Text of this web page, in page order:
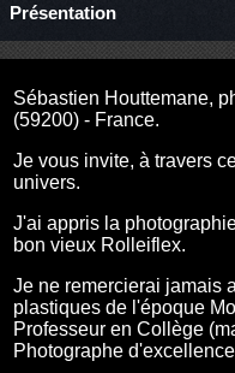
Présentation
Sébastien Houttemane,
(59200) - France.
Je vous invite, à travers
univers.
J'ai appris la
bon vieux Rolleiflex.
Je ne remercierai jamais
plastiques de l'époque
Professeur en Collège
Photographe